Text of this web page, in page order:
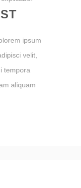
ipsum
velit,
tempora
aliquam